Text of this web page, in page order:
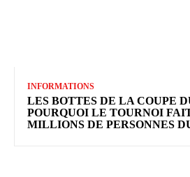
INFORMATIONS
LES BOTTES DE LA COUPE
POURQUOI LE TOURNOI
MILLIONS DE PERSONNES